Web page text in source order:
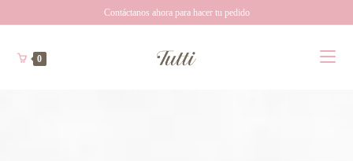
Contáctanos ahora para hacer tu pedido
0